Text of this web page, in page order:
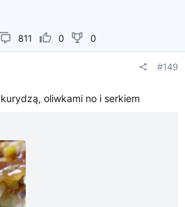
811 0 0
#149
oliwkami no i serkiem